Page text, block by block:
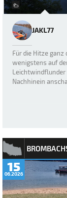
JAKL77
Für die Hitze ganz
wenigstens auf
Leichtwindflunder
Nachhinein
15
06.2026